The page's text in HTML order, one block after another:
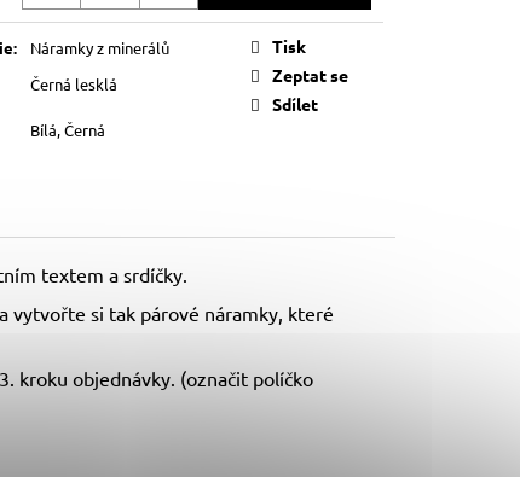
:
Náramky z minerálů
Černá lesklá
Bílá, Černá
Tisk
Zeptat se
Sdílet
textem a srdíčky.
vytvořte si tak párové náramky, které
kroku objednávky. (označit políčko